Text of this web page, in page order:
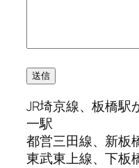
JR埼京線、板橋駅
一駅
都営三田線、新板
東武東上線、下板